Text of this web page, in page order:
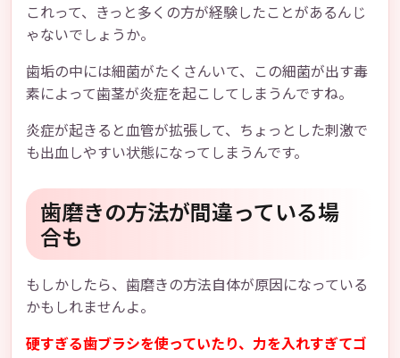
これって、きっと多くの方が経験したことがあるんじ
ゃないでしょうか。
歯垢の中には細菌がたくさんいて、この細菌が出す毒
素によって歯茎が炎症を起こしてしまうんですね。
炎症が起きると血管が拡張して、ちょっとした刺激で
も出血しやすい状態になってしまうんです。
歯磨きの方法が間違っている場
合も
もしかしたら、歯磨きの方法自体が原因になっている
かもしれませんよ。
硬すぎる歯ブラシを使っていたり、力を入れすぎてゴ